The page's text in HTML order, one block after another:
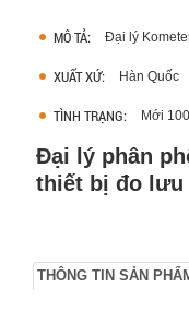
MÔ TẢ: Đại lý
XUẤT XỨ: Hàn Quốc
TÌNH TRẠNG: Mới
Đại lý phân
thiết bị đo
THÔNG TIN SẢN